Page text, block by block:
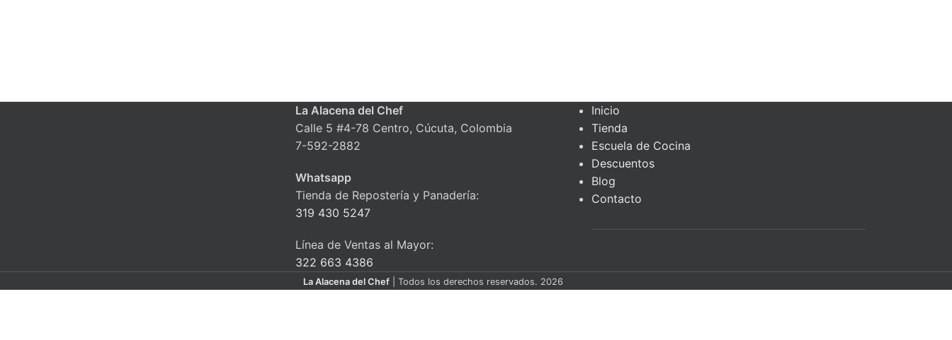
La Alacena del Chef
Calle 5 #4-78 Centro, Cúcuta, Colombia
7-592-2882
Whatsapp
Tienda de Repostería y Panadería:
319 430 5247
Línea de Ventas al Mayor:
322 663 4386
Inicio
Tienda
Escuela de Cocina
Descuentos
Blog
Contacto
La Alacena del Chef | Todos los derechos reservados. 2026